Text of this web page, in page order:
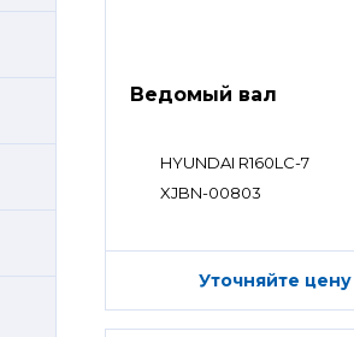
Ведомый вал
HYUNDAI R160LC-7
XJBN-00803
Уточняйте цену